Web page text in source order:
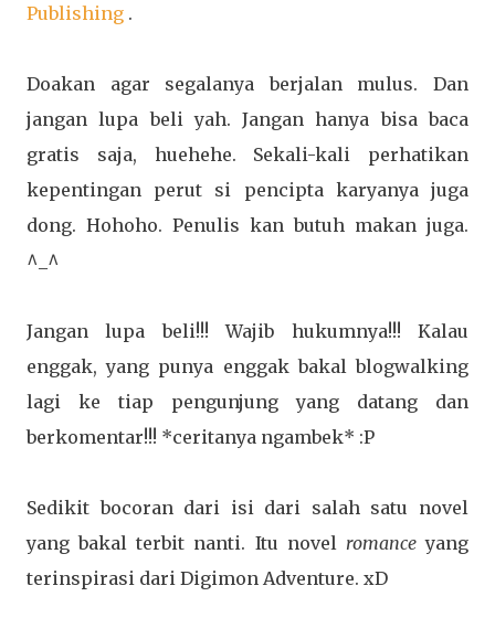
Publishing .
Doakan agar segalanya berjalan mulus. Dan
jangan lupa beli yah. Jangan hanya bisa baca
gratis saja, huehehe. Sekali-kali perhatikan
kepentingan perut si pencipta karyanya juga
dong. Hohoho. Penulis kan butuh makan juga.
^_^
Jangan lupa beli!!! Wajib hukumnya!!! Kalau
enggak, yang punya enggak bakal blogwalking
lagi ke tiap pengunjung yang datang dan
berkomentar!!! *ceritanya ngambek* :P
Sedikit bocoran dari isi dari salah satu novel
yang bakal terbit nanti. Itu novelromanceyang
terinspirasi dari Digimon Adventure. xD